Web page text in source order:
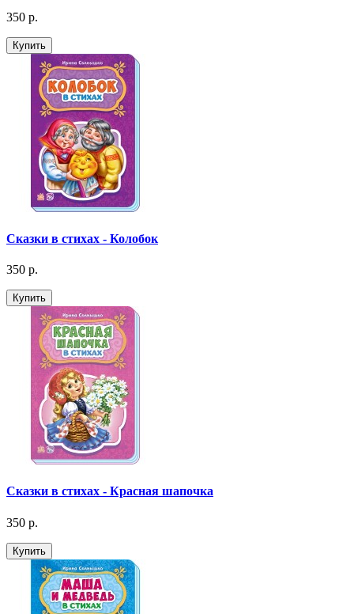
350 р.
Купить
Сказки в стихах - Колобок
350 р.
Купить
Сказки в стихах - Красная шапочка
350 р.
Купить